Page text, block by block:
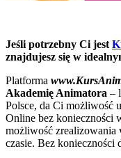
Jeśli potrzebny Ci jest
znajdujesz się w
Platforma
Akademię Animatora –
Polsce, da Ci możliwość
Online bez konieczności
możliwość
czasie. Bez konieczności